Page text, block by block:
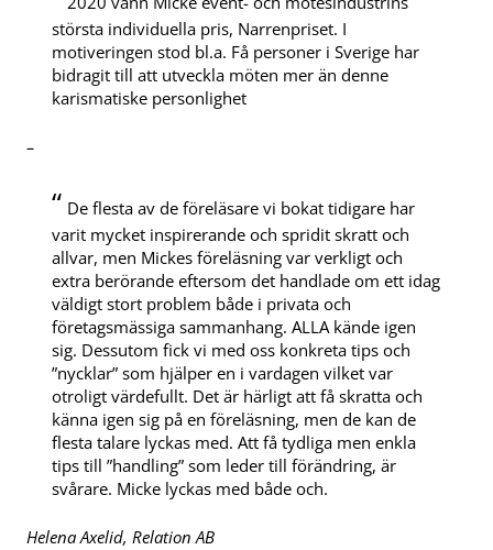
största individuella pris, Narrenpriset. I
motiveringen stod bl.a. Få personer i Sverige har
bidragit till att utveckla möten mer än denne
karismatiske personlighet
–
“ De flesta av de föreläsare vi bokat tidigare har
varit mycket inspirerande och spridit skratt och
allvar, men Mickes föreläsning var verkligt och
extra berörande eftersom det handlade om ett idag
väldigt stort problem både i privata och
företagsmässiga sammanhang. ALLA kände igen
sig. Dessutom fick vi med oss konkreta tips och
”nycklar” som hjälper en i vardagen vilket var
otroligt värdefullt. Det är härligt att få skratta och
känna igen sig på en föreläsning, men de kan de
flesta talare lyckas med. Att få tydliga men enkla
tips till ”handling” som leder till förändring, är
svårare. Micke lyckas med både och.
Helena Axelid, Relation AB